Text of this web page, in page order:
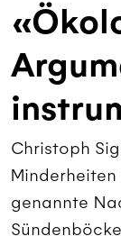
Christoph
Minderheiten
genannte